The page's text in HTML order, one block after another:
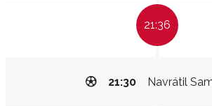
21:36
Navrátil
21:30